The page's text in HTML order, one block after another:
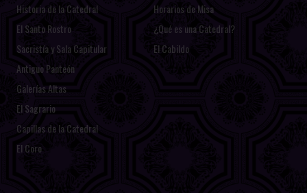
Historia de la Catedral
El Santo Rostro
Sacristía y Sala Capitular
Antiguo Panteón
Galerías Altas
El Sagrario
Capillas de la Catedral
El Coro
Horarios de Misa
¿Qué es una Catedral?
El Cabildo